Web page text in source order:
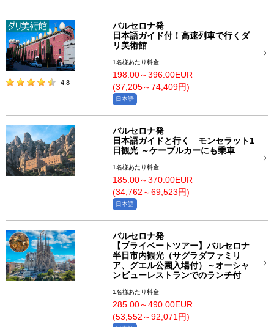
4.8
バルセロナ発
日本語ガイド付！高速列車で行くダ
リ美術館
1名様あたり料金
198.00～396.00EUR
(37,205～74,409円)
日本語
バルセロナ発
日本語ガイドと行く モンセラット1
日観光 ～ケーブルカーにも乗車
1名様あたり料金
185.00～370.00EUR
(34,762～69,523円)
日本語
バルセロナ発
【プライベートツアー】バルセロナ
半日市内観光（サグラダファミリ
ア、グエル公園入場付）～オーシャ
ンビューレストランでのランチ付
1名様あたり料金
285.00～490.00EUR
(53,552～92,071円)